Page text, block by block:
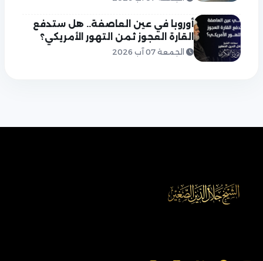
أوروبا في عين العاصفة.. هل ستدفع
القارة العجوز ثمن التهور الأمريكي؟
الجمعة 07 آب 2026